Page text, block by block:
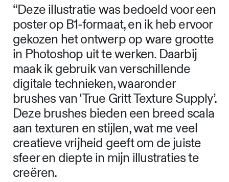
“Deze illustratie was bedoeld voor een
poster op B1-formaat, en ik heb ervoor
gekozen het ontwerp op ware grootte
in Photoshop uit te werken. Daarbij
maak ik gebruik van verschillende
digitale technieken, waaronder
brushes van ‘True Gritt Texture Supply’.
Deze brushes bieden een breed scala
aan texturen en stijlen, wat me veel
creatieve vrijheid geeft om de juiste
sfeer en diepte in mijn illustraties te
creëren.